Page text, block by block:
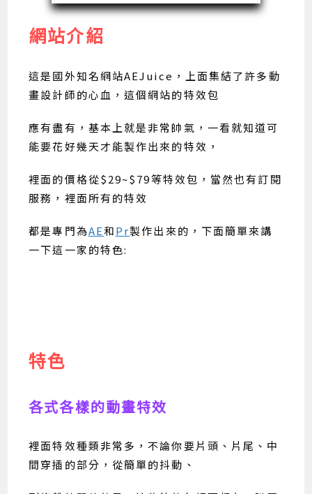
網站介紹
這是國外知名網站AEJuice，上面集結了許多動
畫設計師的心血，這個網站的特效包
應有盡有，基本上就是非常帥氣，一看就知道可
能要花好幾天才能製作出來的特效，
裡面的價格從$29~$79等特效包，當然也有訂閱
服務，裡面所有的特效
都是專門為AE和Pr製作出來的，下面簡單來講
一下這一家的特色:
特色
各式各樣的動畫特效
裡面特效種類非常多，不論你要片頭、片尾、中
間穿插的部分，從簡單的抖動、